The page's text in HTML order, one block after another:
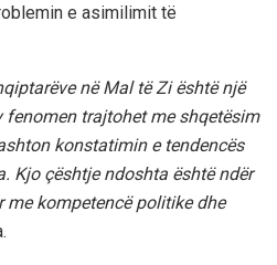
e asimilimit të
në Mal të Zi është një
fenomen trajtohet me shqetësim
konstatimin e tendencës
Kjo çështje ndoshta është ndër
kompetencë politike dhe